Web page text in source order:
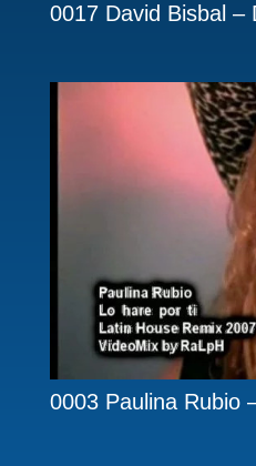
0017 David Bisbal –
0003 Paulina Rubio